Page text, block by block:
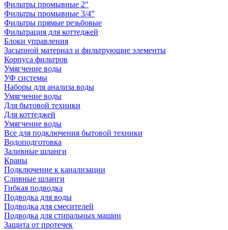
Фильтры промывные 2"
Фильтры промывные 3/4”
Фильтры прямые резьбовые
Фильтрация для коттеджей
Блоки управления
Засыпной материал и фильтрующие элементы
Корпуса фильтров
Умягчение воды
УФ системы
Наборы для анализа воды
Умягчение воды
Для бытовой техники
Для коттеджей
Умягчение воды
Все для подключения бытовой техники
Водоподготовка
Заливные шланги
Краны
Подключение к канализации
Сливные шланги
Гибкая подводка
Подводка для воды
Подводка для смесителей
Подводка для стиральных машин
Защита от протечек